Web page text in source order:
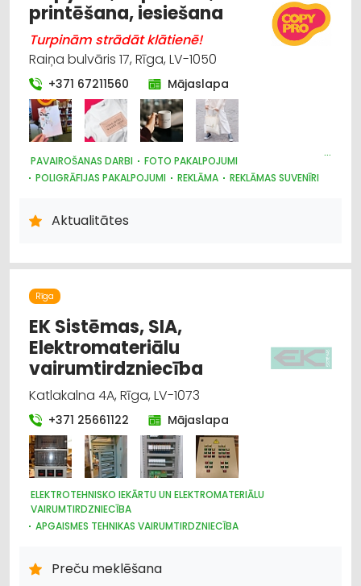
tirdzniecība
Elektrotehnisko iekārtu un elektromateriālu
vairumtirdzniecība
Foto pakalpojumi
printēšana, iesiešana
Turpinām strādāt klātienē!
Raiņa bulvāris 17, Rīga, LV-1050
+371 67211560 Mājaslapa
PAVAIROŠANAS DARBI
FOTO PAKALPOJUMI
POLIGRĀFIJAS PAKALPOJUMI
REKLĀMA
REKLĀMAS SUVENĪRI
PAVAIROŠANAS TEHNIKA
Aktualitātes
Rīga
EK Sistēmas, SIA,
Elektromateriālu
vairumtirdzniecība
Katlakalna 4A, Rīga, LV-1073
+371 25661122 Mājaslapa
ELEKTROTEHNISKO IEKĀRTU UN ELEKTROMATERIĀLU
VAIRUMTIRDZNIECĪBA
APGAISMES TEHNIKAS VAIRUMTIRDZNIECĪBA
TIRDZNIECĪBA
Preču meklēšana